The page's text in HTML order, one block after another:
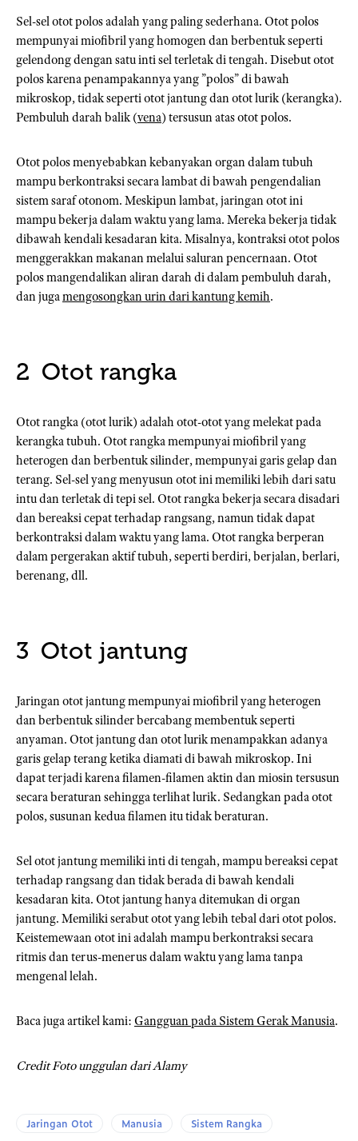
Sel-sel otot polos adalah yang paling sederhana. Otot polos
mempunyai miofibril yang homogen dan berbentuk seperti
gelendong dengan satu inti sel terletak di tengah. Disebut otot
polos karena penampakannya yang ”polos” di bawah
mikroskop, tidak seperti otot jantung dan otot lurik (kerangka).
Pembuluh darah balik (vena) tersusun atas otot polos.
Otot polos menyebabkan kebanyakan organ dalam tubuh
mampu berkontraksi secara lambat di bawah pengendalian
sistem saraf otonom. Meskipun lambat, jaringan otot ini
mampu bekerja dalam waktu yang lama. Mereka bekerja tidak
dibawah kendali kesadaran kita. Misalnya, kontraksi otot polos
menggerakkan makanan melalui saluran pencernaan. Otot
polos mangendalikan aliran darah di dalam pembuluh darah,
dan jugamengosongkan urin dari kantung kemih.
Otot rangka
Otot rangka (otot lurik) adalah otot-otot yang melekat pada
kerangka tubuh. Otot rangka mempunyai miofibril yang
heterogen dan berbentuk silinder, mempunyai garis gelap dan
terang. Sel-sel yang menyusun otot ini memiliki lebih dari satu
intu dan terletak di tepi sel. Otot rangka bekerja secara disadari
dan bereaksi cepat terhadap rangsang, namun tidak dapat
berkontraksi dalam waktu yang lama. Otot rangka berperan
dalam pergerakan aktif tubuh, seperti berdiri, berjalan, berlari,
berenang, dll.
Otot jantung
Jaringan otot jantung mempunyai miofibril yang heterogen
dan berbentuk silinder bercabang membentuk seperti
anyaman. Otot jantung dan otot lurik menampakkan adanya
garis gelap terang ketika diamati di bawah mikroskop. Ini
dapat terjadi karena filamen-filamen aktin dan miosin tersusun
secara beraturan sehingga terlihat lurik. Sedangkan pada otot
polos, susunan kedua filamen itu tidak beraturan.
Sel otot jantung memiliki inti di tengah, mampu bereaksi cepat
terhadap rangsang dan tidak berada di bawah kendali
kesadaran kita. Otot jantung hanya ditemukan di organ
jantung. Memiliki serabut otot yang lebih tebal dari otot polos.
Keistemewaan otot ini adalah mampu berkontraksi secara
ritmis dan terus-menerus dalam waktu yang lama tanpa
mengenal lelah.
Baca juga artikel kami: Gangguan pada Sistem Gerak Manusia.
Credit Foto unggulan dari Alamy
Jaringan Otot Manusia Sistem Rangka